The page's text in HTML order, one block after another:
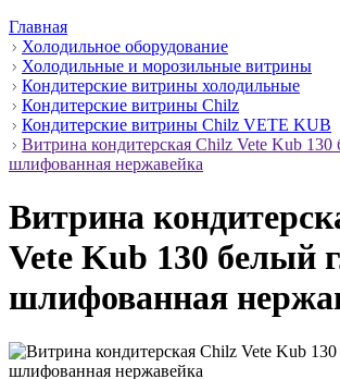
Главная
Холодильное оборудование
Холодильные и морозильные витрины
Кондитерские витрины холодильные
Кондитерские витрины Сhilz
Кондитерские витрины Сhilz VETE KUB
Витрина кондитерская Chilz Vete Kub 130
шлифованная нержавейка
Витрина
Vete Kub 130 белый
шлифованная